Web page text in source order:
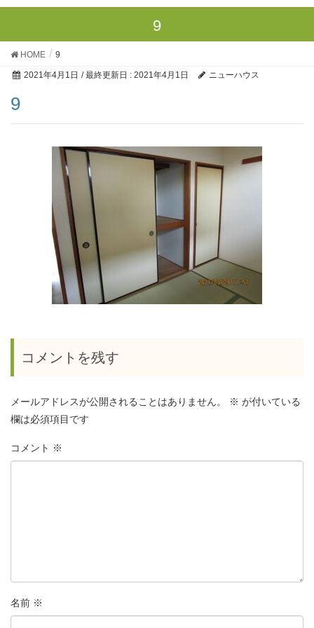
9
HOME 9
2021年4月1日 / 最終更新日 : 2021年4月1日 ニューハウス
9
コメントを残す
メールアドレスが公開されることはありません。 ※ が付いている
欄は必須項目です
コメント ※
名前 ※